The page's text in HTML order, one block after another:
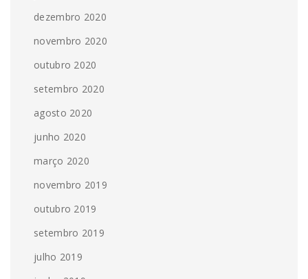
dezembro 2020
novembro 2020
outubro 2020
setembro 2020
agosto 2020
junho 2020
março 2020
novembro 2019
outubro 2019
setembro 2019
julho 2019